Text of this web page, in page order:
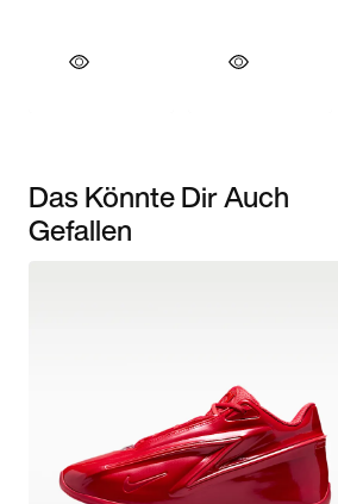
Das Könnte Dir Auch
Gefallen